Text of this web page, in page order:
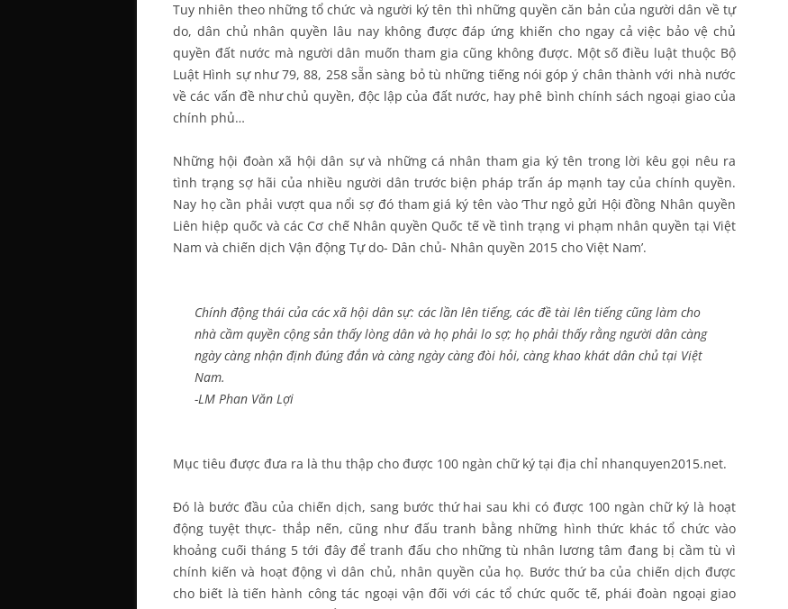
Tuy nhiên theo những tổ chức và người ký tên thì những quyền căn bản của người dân về tự
do, dân chủ nhân quyền lâu nay không được đáp ứng khiến cho ngay cả việc bảo vệ chủ
quyền đất nước mà người dân muốn tham gia cũng không được. Một số điều luật thuộc Bộ
Luật Hình sự như 79, 88, 258 sẵn sàng bỏ tù những tiếng nói góp ý chân thành với nhà nước
về các vấn đề như chủ quyền, độc lập của đất nước, hay phê bình chính sách ngoại giao của
chính phủ…
Những hội đoàn xã hội dân sự và những cá nhân tham gia ký tên trong lời kêu gọi nêu ra
tình trạng sợ hãi của nhiều người dân trước biện pháp trấn áp mạnh tay của chính quyền.
Nay họ cần phải vượt qua nổi sợ đó tham giá ký tên vào ‘Thư ngỏ gửi Hội đồng Nhân quyền
Liên hiệp quốc và các Cơ chế Nhân quyền Quốc tế về tình trạng vi phạm nhân quyền tại Việt
Nam và chiến dịch Vận động Tự do- Dân chủ- Nhân quyền 2015 cho Việt Nam’.
Chính động thái của các xã hội dân sự: các lần lên tiếng, các đề tài lên tiếng cũng làm cho
nhà cầm quyền cộng sản thấy lòng dân và họ phải lo sợ; họ phải thấy rằng người dân càng
ngày càng nhận định đúng đắn và càng ngày càng đòi hỏi, càng khao khát dân chủ tại Việt
Nam.
-LM Phan Văn Lợi
Mục tiêu được đưa ra là thu thập cho được 100 ngàn chữ ký tại địa chỉ nhanquyen2015.net.
Đó là bước đầu của chiến dịch, sang bước thứ hai sau khi có được 100 ngàn chữ ký là hoạt
động tuyệt thực- thắp nến, cũng như đấu tranh bằng những hình thức khác tổ chức vào
khoảng cuối tháng 5 tới đây để tranh đấu cho những tù nhân lương tâm đang bị cầm tù vì
chính kiến và hoạt động vì dân chủ, nhân quyền của họ. Bước thứ ba của chiến dịch được
cho biết là tiến hành công tác ngoại vận đối với các tổ chức quốc tế, phái đoàn ngoại giao